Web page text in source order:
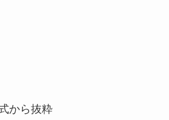
から抜粋